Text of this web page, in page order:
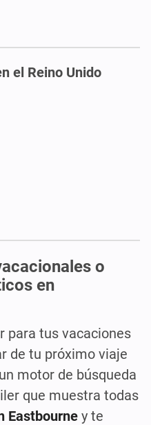
el Reino Unido
o
en
para tus vacaciones
de tu próximo viaje
motor de búsqueda
que muestra todas
Eastbourne y te